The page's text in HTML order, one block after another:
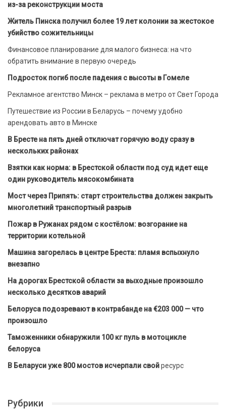
из-за реконструкции моста
Житель Пинска получил более 19 лет колонии за жестокое
убийство сожительницы
Финансовое планирование для малого бизнеса: на что
обратить внимание в первую очередь
Подросток погиб после падения с высоты в Гомеле
Рекламное агентство Минск – реклама в метро от Свет Города
Путешествие из России в Беларусь – почему удобно
арендовать авто в Минске
В Бресте на пять дней отключат горячую воду сразу в
нескольких районах
Взятки как норма: в Брестской области под суд идет еще
один руководитель мясокомбината
Мост через Припять: старт строительства должен закрыть
многолетний транспортный разрыв
Пожар в Ружанах рядом с костёлом: возгорание на
территории котельной
Машина загорелась в центре Бреста: пламя вспыхнуло
внезапно
На дорогах Брестской области за выходные произошло
несколько десятков аварий
Белоруса подозревают в контрабанде на €203 000 — что
произошло
Таможенники обнаружили 100 кг пуль в мотоцикле
белоруса
В Беларуси уже 800 мостов исчерпали свойресурс
Рубрики